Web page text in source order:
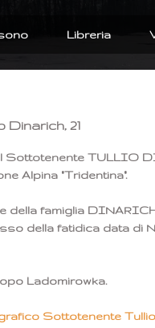
Libreria
21
Sottotenente TULLIO
Alpina "Tridentina".
della famiglia
della fatidica data di
Ladomirowka.
Sottotenente